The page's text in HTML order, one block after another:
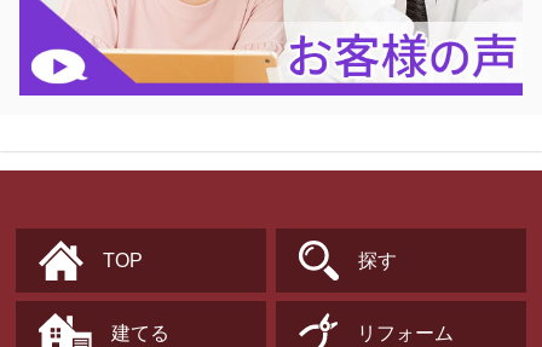
TOP 探す
建てる リフォーム